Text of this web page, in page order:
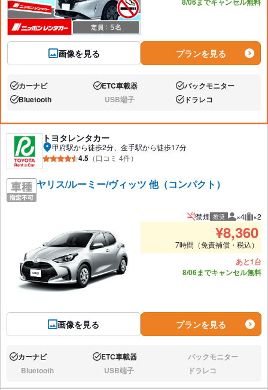
画像を見る プランを見る
あり:カーナビ あり:ETC車載器 あり:バックモニター
あり:Bluetooth なし:USB端子 あり:ドラレコ
トヨタレンタカー
甲府駅から徒歩2分、金手駅から徒歩17分
4.5 （口コミ 4件）
ヤリス/ルーミー/ヴィッツ 他（コンパクト）
画像を見る
禁煙 推奨 推奨人数
×4 推
×2
¥8,360
7時間（免責補償・税込）
あと1台
8/06までキャンセル無料
プランを見る
あり:カーナビ あり:ETC車載器 なし:バックモニター
なし:Bluetooth なし:USB端子 なし:ドラレコ